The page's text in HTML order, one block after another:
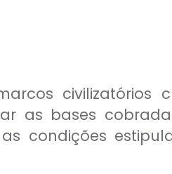
civilizatórios
as bases
condições